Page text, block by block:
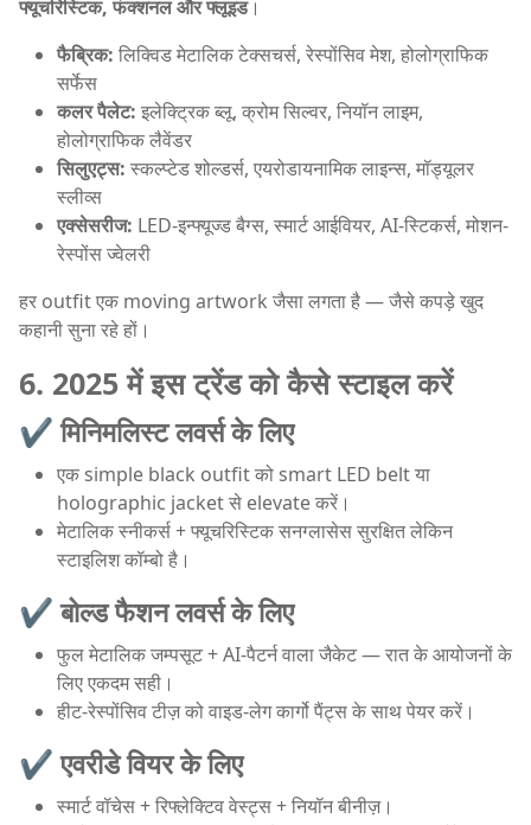
फ्यूचरिस्टिक, फंक्शनल और फ्लूइड।
फैब्रिक: लिक्विड मेटालिक टेक्सचर्स, रेस्पोंसिव मेश, होलोग्राफिक
सर्फेस
कलर पैलेट: इलेक्ट्रिक ब्लू, क्रोम सिल्वर, नियॉन लाइम,
होलोग्राफिक लैवेंडर
सिलुएट्स: स्कल्प्टेड शोल्डर्स, एयरोडायनामिक लाइन्स, मॉड्यूलर
स्लीव्स
एक्सेसरीज: LED-इन्फ्यूज्ड बैग्स, स्मार्ट आईवियर, AI-स्टिकर्स, मोशन-
रेस्पोंस ज्वेलरी
हर outfit एक moving artwork जैसा लगता है — जैसे कपड़े खुद
कहानी सुना रहे हों।
6. 2025 में इस ट्रेंड को कैसे स्टाइल करें
✔ मिनिमलिस्ट लवर्स के लिए
एक simple black outfit को smart LED belt या
holographic jacket से elevate करें।
मेटालिक स्नीकर्स + फ्यूचरिस्टिक सनग्लासेस सुरक्षित लेकिन
स्टाइलिश कॉम्बो है।
✔ बोल्ड फैशन लवर्स के लिए
फुल मेटालिक जम्पसूट + AI-पैटर्न वाला जैकेट — रात के आयोजनों के
लिए एकदम सही।
हीट-रेस्पोंसिव टीज़ को वाइड-लेग कार्गो पैंट्स के साथ पेयर करें।
✔ एवरीडे वियर के लिए
स्मार्ट वॉचेस + रिफ्लेक्टिव वेस्ट्स + नियॉन बीनीज़।